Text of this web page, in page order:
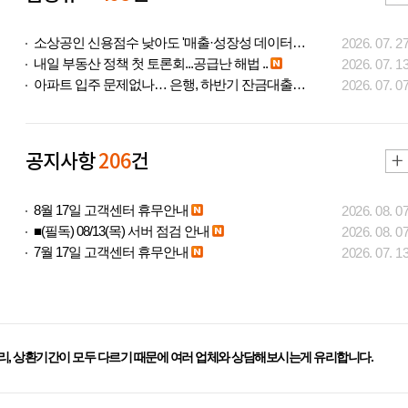
소상공인 신용점수 낮아도 '매출·성장성 데이터..
2026. 07. 27
내일 부동산 정책 첫 토론회...공급난 해법 ..
2026. 07. 13
아파트 입주 문제없나… 은행, 하반기 잔금대출..
2026. 07. 07
공지사항206건
8월 17일 고객센터 휴무안내
2026. 08. 07
■(필독) 08/13(목) 서버 점검 안내
2026. 08. 07
7월 17일 고객센터 휴무안내
2026. 07. 13
상환기간이 모두 다르기 때문에 여러 업체와 상담해보시는게 유리합니다.